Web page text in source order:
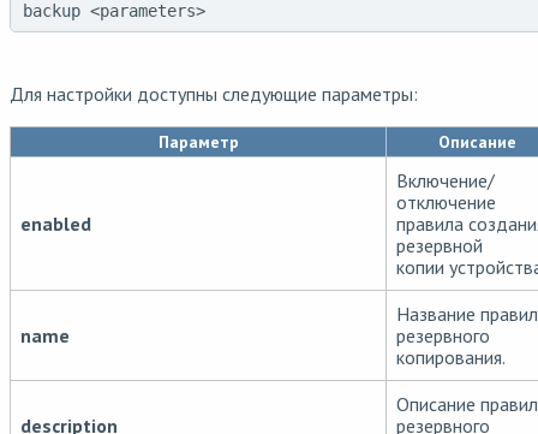
backup <parameters>
Для настройки доступны следующие параметры:
Параметр Описание
enabled
Включение/
отключение
правила
резервной
копии
name
Название
резервного
копирования.
description
Описание
резервного